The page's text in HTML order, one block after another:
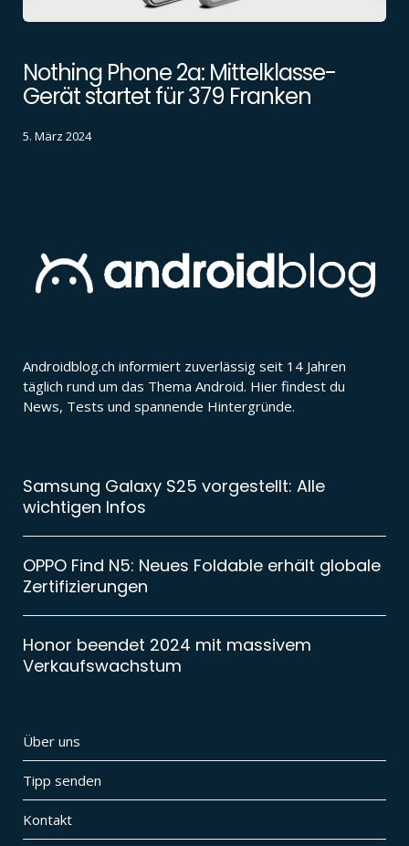
Nothing Phone 2a: Mittelklasse-
Gerät startet für 379 Franken
5. März 2024
Androidblog.ch informiert zuverlässig seit 14 Jahren
täglich rund um das Thema Android. Hier findest du
News, Tests und spannende Hintergründe.
Samsung Galaxy S25 vorgestellt: Alle
wichtigen Infos
OPPO Find N5: Neues Foldable erhält globale
Zertifizierungen
Honor beendet 2024 mit massivem
Verkaufswachstum
Über uns
Tipp senden
Kontakt